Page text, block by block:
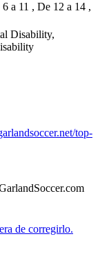
a 11 , De 12 a 14 ,
Disability,
top-
de corregirlo.